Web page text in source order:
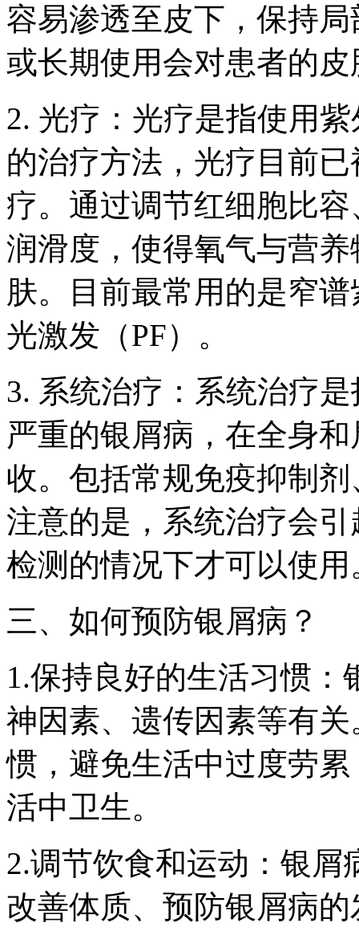
容易渗透至皮下，保持
或长期使用会对患者的
2. 光疗：光疗是指使用
的治疗方法，光疗目前
疗。通过调节红细胞比
润滑度，使得氧气与营
肤。目前最常用的是窄
光激发（PF）。
3. 系统治疗：系统治疗
严重的银屑病，在全身
收。包括常规免疫抑制
注意的是，系统治疗会
检测的情况下才可以使用
三、如何预防银屑病？
1.保持良好的生活习惯
神因素、遗传因素等有
惯，避免生活中过度劳
活中卫生。
2.调节饮食和运动：银
改善体质、预防银屑病